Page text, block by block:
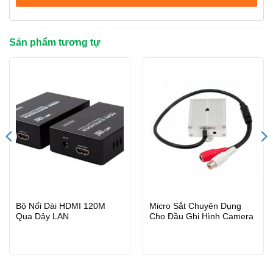
Sản phẩm tương tự
Bộ Nối Dài HDMI 120M
Qua Dây LAN
Micro Sắt Chuyên Dụng
Cho Đầu Ghi Hình Camera